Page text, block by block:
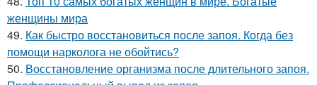
женщины мира
49. Как быстро восстановиться после запоя. Когда без
помощи нарколога не обойтись?
50. Восстановление организма после длительного запоя.